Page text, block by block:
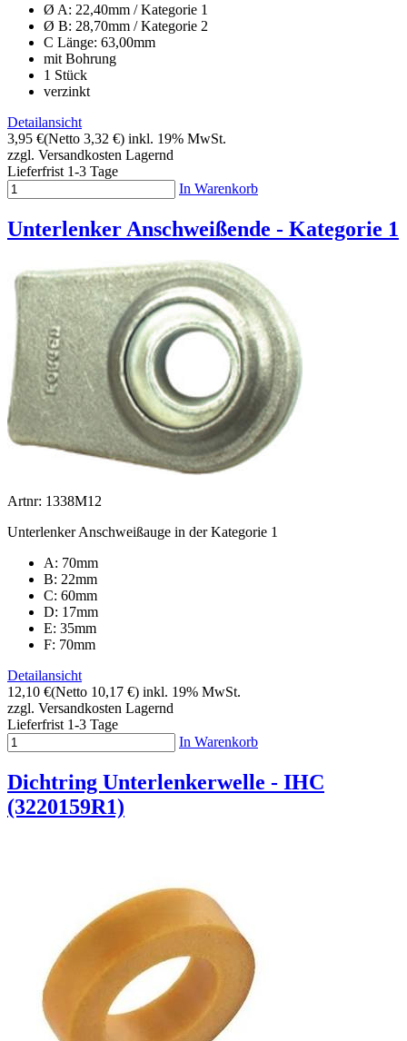
Ø A: 22,40mm / Kategorie 1
Ø B: 28,70mm / Kategorie 2
C Länge: 63,00mm
mit Bohrung
1 Stück
verzinkt
Detailansicht
3,95 €(Netto 3,32 €) inkl. 19% MwSt.
zzgl. Versandkosten Lagernd
Lieferfrist 1-3 Tage
In Warenkorb
Unterlenker Anschweißende - Kategorie 1
Artnr: 1338M12
Unterlenker Anschweißauge in der Kategorie 1
A: 70mm
B: 22mm
C: 60mm
D: 17mm
E: 35mm
F: 70mm
Detailansicht
12,10 €(Netto 10,17 €) inkl. 19% MwSt.
zzgl. Versandkosten Lagernd
Lieferfrist 1-3 Tage
In Warenkorb
Dichtring Unterlenkerwelle - IHC
(3220159R1)